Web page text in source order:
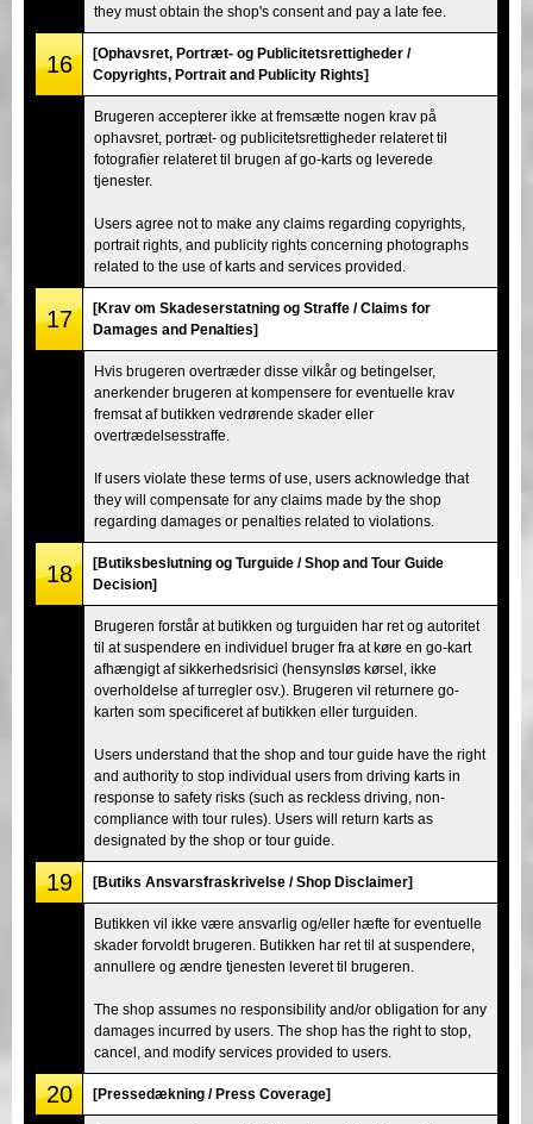
they must obtain the shop's consent and pay a late fee.
16
[Ophavsret, Portræt- og Publicitetsrettigheder /
Copyrights, Portrait and Publicity Rights]
Brugeren accepterer ikke at fremsætte nogen krav på
ophavsret, portræt- og publicitetsrettigheder relateret til
fotografier relateret til brugen af go-karts og leverede
tjenester.
Users agree not to make any claims regarding copyrights,
portrait rights, and publicity rights concerning photographs
related to the use of karts and services provided.
17
[Krav om Skadeserstatning og Straffe / Claims for
Damages and Penalties]
Hvis brugeren overtræder disse vilkår og betingelser,
anerkender brugeren at kompensere for eventuelle krav
fremsat af butikken vedrørende skader eller
overtrædelsesstraffe.
If users violate these terms of use, users acknowledge that
they will compensate for any claims made by the shop
regarding damages or penalties related to violations.
18
[Butiksbeslutning og Turguide / Shop and Tour Guide
Decision]
Brugeren forstår at butikken og turguiden har ret og autoritet
til at suspendere en individuel bruger fra at køre en go-kart
afhængigt af sikkerhedsrisici (hensynsløs kørsel, ikke
overholdelse af turregler osv.). Brugeren vil returnere go-
karten som specificeret af butikken eller turguiden.
Users understand that the shop and tour guide have the right
and authority to stop individual users from driving karts in
response to safety risks (such as reckless driving, non-
compliance with tour rules). Users will return karts as
designated by the shop or tour guide.
19 [Butiks Ansvarsfraskrivelse / Shop Disclaimer]
Butikken vil ikke være ansvarlig og/eller hæfte for eventuelle
skader forvoldt brugeren. Butikken har ret til at suspendere,
annullere og ændre tjenesten leveret til brugeren.
The shop assumes no responsibility and/or obligation for any
damages incurred by users. The shop has the right to stop,
cancel, and modify services provided to users.
20 [Pressedækning / Press Coverage]